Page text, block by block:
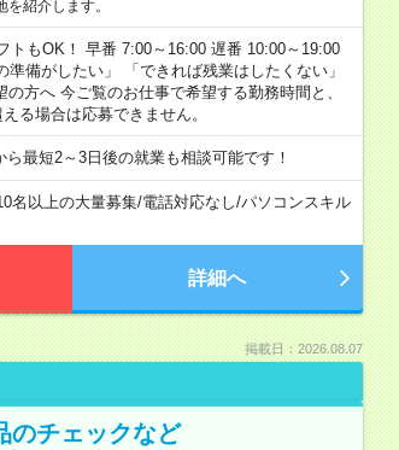
紹介します。
もOK！ 早番 7:00～16:00 遅番 10:00～19:00
備がしたい」 「できれば残業はしたくない」
方へ 今ご覧のお仕事で希望する勤務時間と、
る場合は応募できません。
最短2～3日後の就業も相談可能です！
名以上の大量募集/電話対応なし/パソコンスキル
詳細へ
掲載日：2026.08.07
のチェックなど